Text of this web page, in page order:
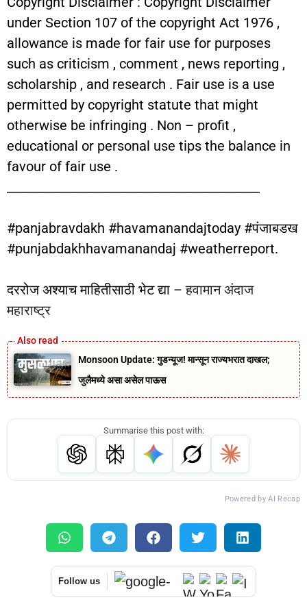
under Section 107 of the copyright Act 1976 ,
allowance is made for fair use for purposes
such as criticism , comment , news reporting ,
scholarship , and research . Fair use is a use
permitted by copyright statute that might
otherwise be infringing . Non – profit ,
educational or personal use tips the balance in
favour of fair use .
#panjabravdakh #havamanandajtoday #पंजाबडख
#punjabdakhhavamanandaj #weatherreport.
दररोज अश्याच माहितीसाठी भेट द्या –हवामान अंदाज
महाराष्ट्र
Monsoon Update: गुडन्यूज! मान्सून राज्यभरात दाखल;
जुलैमध्ये असा असेल पाऊस
Summarise this post with:
Powered by AI Recap
Follow us